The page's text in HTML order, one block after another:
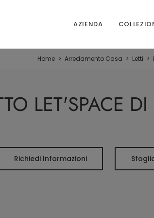
AZIENDA
Home > Arredamento Casa > Letti >
LET'SPACE
Richiedi Informazioni